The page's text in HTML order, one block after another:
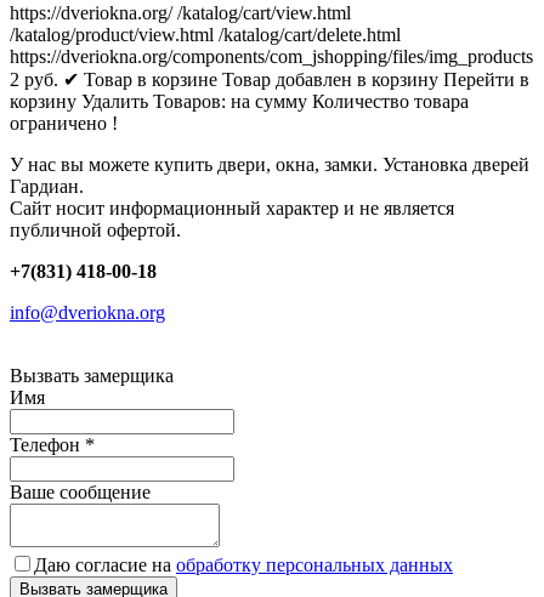
https://dveriokna.org/ /katalog/cart/view.html
/katalog/product/view.html /katalog/cart/delete.html
https://dveriokna.org/components/com_jshopping/files/img_products
2 руб. ✔ Товар в корзине Товар добавлен в корзину Перейти в
корзину Удалить Товаров: на сумму Количество товара
ограничено !
У нас вы можете купить двери, окна, замки. Установка дверей
Гардиан.
Сайт носит информационный характер и не является
публичной офертой.
+7(831) 418-00-18
info@dveriokna.org
Вызвать замерщика
Имя
Телефон *
Ваше сообщение
Даю согласие на обработку персональных данных
Вызвать замерщика